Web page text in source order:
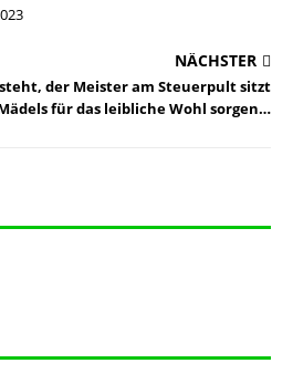
NÄCHSTER
der Meister am Steuerpult sitzt
für das leibliche Wohl sorgen…